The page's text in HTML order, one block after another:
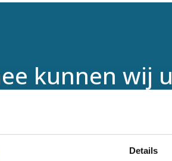
Details
kunnen wij u